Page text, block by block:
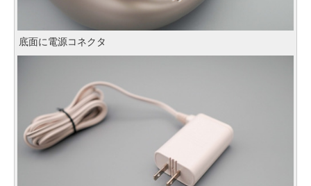
底面に電源コネクタ